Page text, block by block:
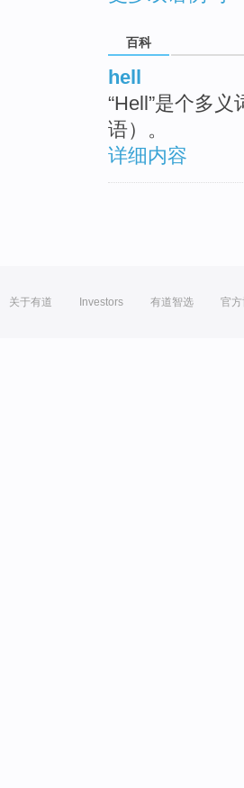
百科
hell
“Hell”是个多
语）。
详细内容
关于有道 Investors 有道智选 官方